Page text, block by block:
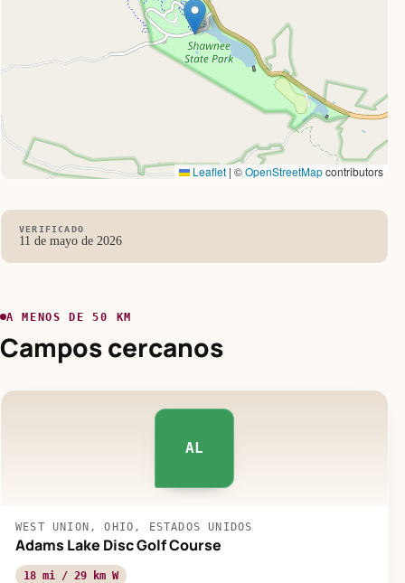
Leaflet | ©OpenStreetMapcontributors
VERIFICADO
11 de mayo de 2026
A MENOS DE 50 KM
Campos cercanos
AL
WEST UNION, OHIO, ESTADOS UNIDOS
Adams Lake Disc Golf Course
18 mi / 29 km W